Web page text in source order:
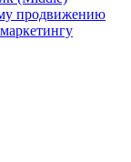
продвижению